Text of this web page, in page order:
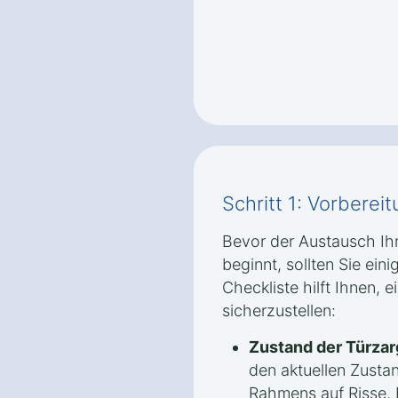
Schritt 1:
Bevor der Austausch
beginnt, sollten Sie
Checkliste hilft Ihnen,
sicherzustellen:
Zustand der
den aktuellen
Rahmens auf